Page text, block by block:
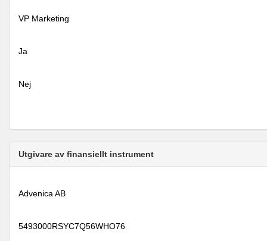
VP Marketing
Ja
Nej
Utgivare av finansiellt instrument
Advenica AB
5493000RSYC7Q56WHO76